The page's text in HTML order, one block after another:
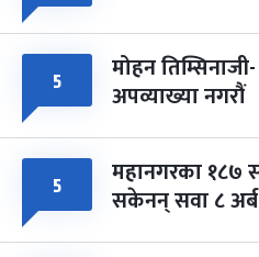
५ मोहन
अपव्याख्या नगरौं
५ महानगरका १८७
सकेनन् सवा ८ अर्ब